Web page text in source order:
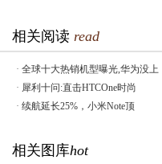
相关阅读 read
· 全球十大热销机型曝光,华为没上
· 犀利十问:直击HTCOne时尚
· 续航延长25%，小米Note顶
相关图库hot